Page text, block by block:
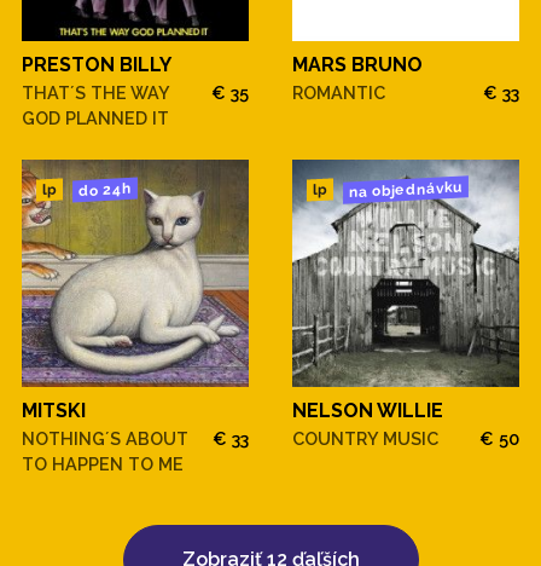
PRESTON BILLY
THAT´S THE WAY
GOD PLANNED IT
€ 35
MARS BRUNO
ROMANTIC € 33
lp do 24h
MITSKI
NOTHING´S ABOUT
TO HAPPEN TO ME
€ 33
lp na objednávku
NELSON WILLIE
COUNTRY MUSIC € 50
Zobraziť 12 ďaľších